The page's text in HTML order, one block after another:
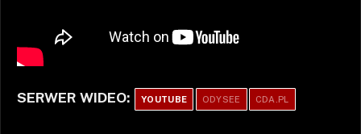
SERWER WIDEO: YOUTUBE ODYSEE CDA.PL